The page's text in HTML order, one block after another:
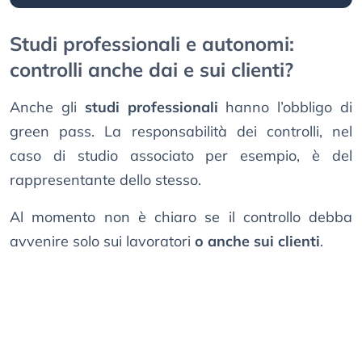
Studi professionali e autonomi:
controlli anche dai e sui clienti?
Anche gli studi professionali hanno l’obbligo di
green pass. La responsabilità dei controlli, nel
caso di studio associato per esempio, è del
rappresentante dello stesso.
Al momento non è chiaro se il controllo debba
avvenire solo sui lavoratori o anche sui clienti.